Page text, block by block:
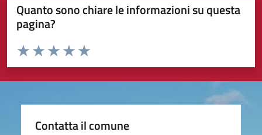
Quanto sono chiare le informazioni su questa
pagina?
Valuta da 1 a 5 stelle la pagina
Valuta 5 stelle su 5
Valuta 4 stelle su 5
Valuta 3 stelle su 5
Valuta 2 stelle su 5
Valuta 1 stelle su 5
Contatta il comune